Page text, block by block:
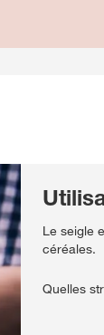
Le seigle
céréales.
Quelles